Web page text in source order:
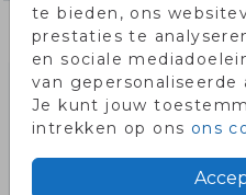
te bieden, ons
prestaties te
en sociale
van gepersonaliseerde
Je kunt jouw
intrekken op ons ons
Misschien vind je